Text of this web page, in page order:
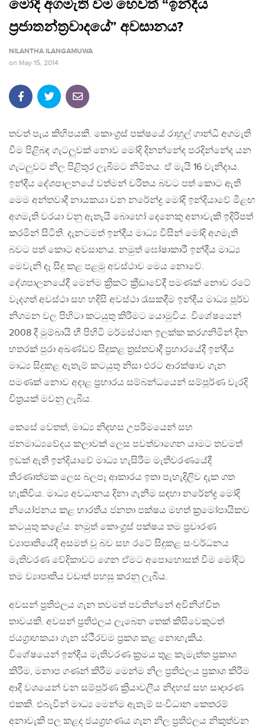
මෝදි අගමැති වීම හෙවත් “ඉන්දීය
ප්‍රජාතන්ත්‍රවාදයේ” අවසානය?
NILANTHA ILANGAMUWA
on May 15, 2014
තවත් පැය කිහිපයකි. කොංග්‍රස් පක්ෂයේ රාහුල් ගාන්ධි අගමැති
වීම පිළිබඳ ගැටලුවක් නොව මෝදි දිනන්නේද පරදින්නේද යන
ගැටලුවට නිල පිළිතුර ලැබීමට නිමිතය. ඒ මැයි 16 වැනිදාය.
ඉන්දීය දේශපාලනයේ වත්මන් චරිතය බවට පත් කොට ඇති
මෙම අන්තවාදී නායකයා වන නරේන්ද්‍ර මෝදි ඉන්දියාවේ මීළඟ
අගමැති වරයා වනු ඇතැයි බොහෝ දෙනෙකු අනාවැකි ඉදිරිපත්
කරමින් සිටිති. දැනටමත් ඉන්දීය මාධ්‍ය විසින් මෝදි අගමැති
බවට පත් කොට අවසානය. නමුත් ඝෝෂාකාරී ඉන්දීය මාධ්‍ය
මෙවැනි දෑ සිදු කළ පළමු අවස්ථාව මෙය නොවේ.
දේශපාලනයේදී මෙන්ම ක්‍රිකට් ක්‍රීඩාවේදී පමණක් නොව රටේ
වැදගත් අවස්ථා සහ හදිසි අවස්ථා රැසකදීම ඉන්දීය මාධ්‍ය පූර්ව
නිගමන වල පිහිටා කටයුතු කිරීමට යොමුවිය. විශේෂයෙන්
2008 දී මුම්බායි හී පිහිටි මර්මස්ථාන ඉලක්ක කරගනිමින් දින
හතරක් පුරා අඛණ්ඩව සිදුකළ ත්‍රස්තවාදී ප්‍රහාරයේදී ඉන්දීය
මාධ්‍ය සිදුකළ ඇතැම් කටයුතු නිසා එරට ආරක්ෂාව ගැන
පමණක් නොව අදාළ ප්‍රහාරය සම්බන්ධයෙන් සම්පූර්ණ වැරදි
චිත්‍රයක් මවනු ලැබීය.
කෙසේ වෙතත්, මාධ්‍ය නිදහස උපරිමයෙන් සහ
ජනමාධ්‍යවේදය කලාවක් ලෙස පවත්වාගෙන යාමට තවමත්
ඉඩක් ඇති ඉන්දියාවේ මාධ්‍ය හැසිරීම මැතිවරණයේදී
තීරණාත්මක ලෙස බලපෑ ආකාරය ඉතා පැහැදිලිව දැක ගත
හැකිවිය. මාධ්‍ය අවධානය දිනා ගැනීම සඳහා නරේන්ද්‍ර මෝදි
නියෝජනය කළ භාරතීය ජනතා පක්ෂය මහත් ක්‍රමෝපායිකව
කටයුතු කළේය. නමුත් කොංග්‍රස් පක්ෂය තම ප්‍රචාරණ
ව්‍යාපෘතියේදී අසමත් වූ බව සහ රටේ සිදුකළ සංවර්ධනය
මැතිවරණ වේදිකාවට ගෙන ඒමට අපොහොසත් වීම මෝදිට
තම ව්‍යාපෘතිය වඩාත් පහසු කරනු ලැබීය.
අවසන් ප්‍රතිඵලය ගැන තවමත් පවතින්නේ අවිනිශ්චිත
තාවයකි. අවසන් ප්‍රතිඵලය ලැබෙන තෙක් කිසිවෙකුටත්
ජයග්‍රාහකයා ගැන ස්ථීරවම ප්‍රකශ කළ නොහැකිය.
විශේෂයෙන් ඉන්දීය මැතිවරණ ක්‍රමය තුළ කැමැත්ත ප්‍රකාශ
කිරීම, මනාප ගණන් කිරීම මෙන්ම නිල ප්‍රතිඵලය ප්‍රකාශ කිරීම
ආදී වශයෙන් වන සම්පූර්ණ ක්‍රියාවලීය නිදහස් සහ සාදාරණ
එකකි. එබැවින් මාධ්‍ය මෙන්ම ඇතැම් සංවිධාන කෙතරම්
අනාවැකි පල කළද ජයග්‍රහණය ගැන නිල ප්‍රතිඵලය නිකුත්වන